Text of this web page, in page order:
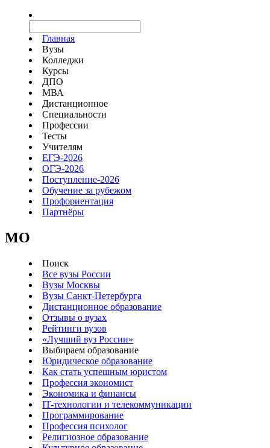
Главная
Вузы
Колледжи
Курсы
ДПО
МВА
Дистанционное
Специальности
Профессии
Тесты
Учителям
ЕГЭ-2026
ОГЭ-2026
Поступление-2026
Обучение за рубежом
Профориентация
Партнёры
MO
Поиск
Все вузы России
Вузы Москвы
Вузы Санкт-Петербурга
Дистанционное образование
Отзывы о вузах
Рейтинги вузов
«Лучший вуз России»
Выбираем образование
Юридическое образование
Как стать успешным юристом
Профессия экономист
Экономика и финансы
IT-технологии и телекоммуникации
Программирование
Профессия психолог
Религиозное образование